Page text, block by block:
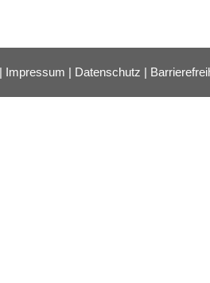
Impressum | Datenschutz |